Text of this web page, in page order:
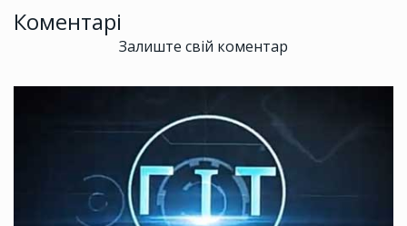
Коментарі
Залиште свій коментар